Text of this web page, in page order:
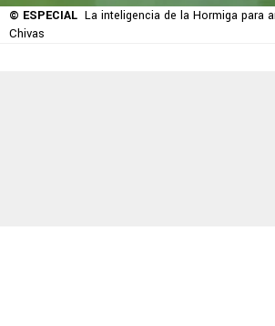
© ESPECIAL La inteligencia de la Hormiga para
Chivas